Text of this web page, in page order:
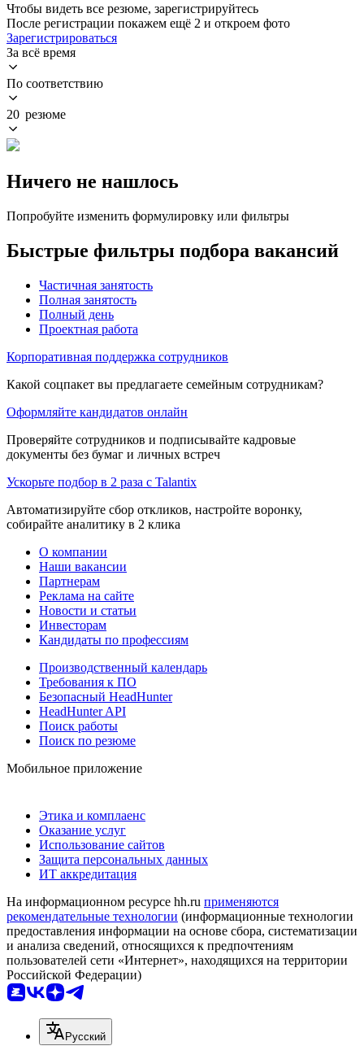
Чтобы видеть все резюме, зарегистрируйтесь
После регистрации покажем ещё 2 и откроем фото
Зарегистрироваться
За всё время
По соответствию
20 резюме
Ничего не нашлось
Попробуйте изменить формулировку или фильтры
Быстрые фильтры подбора вакансий
Частичная занятость
Полная занятость
Полный день
Проектная работа
Корпоративная поддержка сотрудников
Какой соцпакет вы предлагаете семейным сотрудникам?
Оформляйте кандидатов онлайн
Проверяйте сотрудников и подписывайте кадровые
документы без бумаг и личных встреч
Ускорьте подбор в 2 раза с Talantix
Автоматизируйте сбор откликов, настройте воронку,
собирайте аналитику в 2 клика
О компании
Наши вакансии
Партнерам
Реклама на сайте
Новости и статьи
Инвесторам
Кандидаты по профессиям
Производственный календарь
Требования к ПО
Безопасный HeadHunter
HeadHunter API
Поиск работы
Поиск по резюме
Мобильное приложение
Этика и комплаенс
Оказание услуг
Использование сайтов
Защита персональных данных
ИТ аккредитация
На информационном ресурсе hh.ru применяются
рекомендательные технологии (информационные технологии
предоставления информации на основе сбора, систематизации
и анализа сведений, относящихся к предпочтениям
пользователей сети «Интернет», находящихся на территории
Российской Федерации)
Русский